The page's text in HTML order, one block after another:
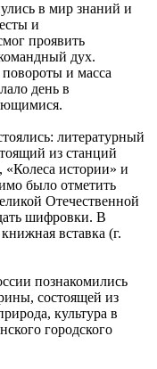
в мир знаний и
и
проявить
дух.
и масса
день в
литературный
из станций
истории» и
было отметить
Отечественной
шифровки. В
вставка (г.
познакомились
состоящей из
культура в
городского